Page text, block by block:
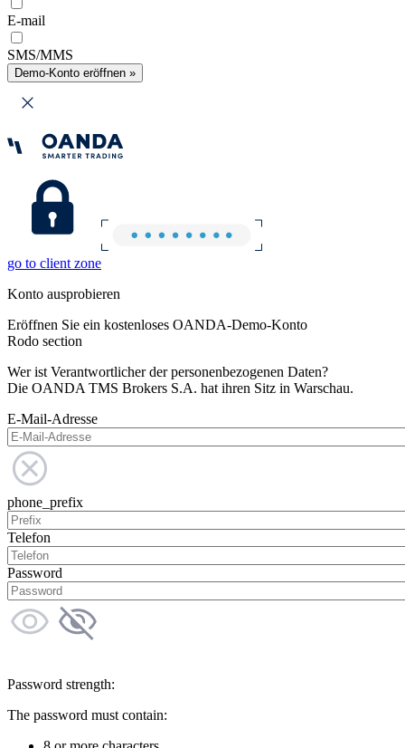
E-mail
SMS/MMS
Demo-Konto eröffnen »
go to client zone
Konto ausprobieren
Eröffnen Sie ein kostenloses OANDA-Demo-Konto
Rodo section
Wer ist Verantwortlicher der personenbezogenen Daten?
Die OANDA TMS Brokers S.A. hat ihren Sitz in Warschau.
E-Mail-Adresse
phone_prefix
Telefon
Password
Password strength:
The password must contain: